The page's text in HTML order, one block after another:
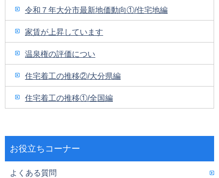
令和７年大分市最新地価動向①/住宅地編
家賃が上昇しています
温泉権の評価につい
住宅着工の推移②/大分県編
住宅着工の推移①/全国編
お役立ちコーナー
よくある質問